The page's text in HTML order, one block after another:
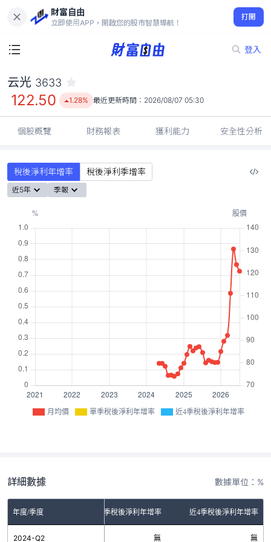
財富自由
立即使用APP，開啟您的股市智慧導航！
打開
登入
122.50
1.28%
云光 3633
122.50 1.28% 最近更新時間： 2026/08/07 05:30
個股概覽 財務報表 獲利能力 安全性分析
稅後淨利年增率 稅後淨利季增率
近5年 季報
月均價 單季稅後淨利年增率 近4季稅後淨利年增率
詳細數據 數據單位：%
年度/季度 單季稅後淨利年增率 近4季稅後淨利年增率
2024-Q2 無 無